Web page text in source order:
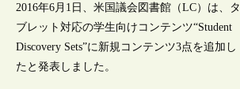
2016年6月1日、米国議会図書館（LC）は、タ
ブレット対応の学生向けコンテンツ“Student
Discovery Sets”に新規コンテンツ3点を追加し
たと発表しました。